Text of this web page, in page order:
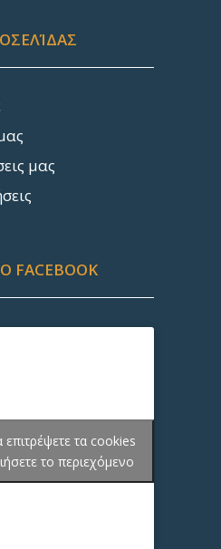
μας
FACEBOOK
επιτρέψετε τα cookies
το περιεχόμενο